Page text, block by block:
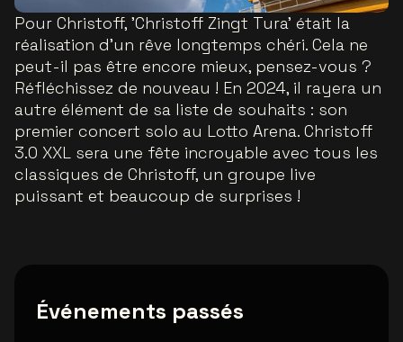
Pour Christoff, 'Christoff Zingt Tura' était la
réalisation d'un rêve longtemps chéri. Cela ne
peut-il pas être encore mieux, pensez-vous ?
Réfléchissez de nouveau ! En 2024, il rayera un
autre élément de sa liste de souhaits : son
premier concert solo au Lotto Arena. Christoff
3.0 XXL sera une fête incroyable avec tous les
classiques de Christoff, un groupe live
puissant et beaucoup de surprises !
Événements passés